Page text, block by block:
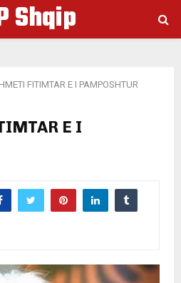
Shqip
FITIMTAR E I PAMPOSHTUR
E I